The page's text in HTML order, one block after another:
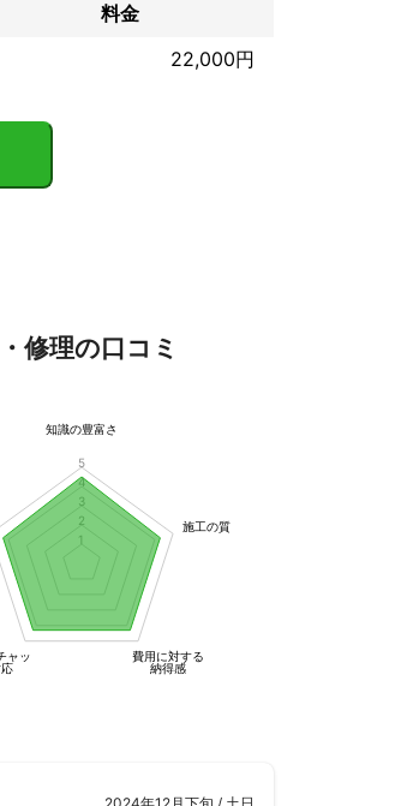
料金
22,000円
すべて見る
修理の口コミ
知識の豊富さ
施工の質
費用に対する
納得感
ャッ
応
1
2
3
4
5